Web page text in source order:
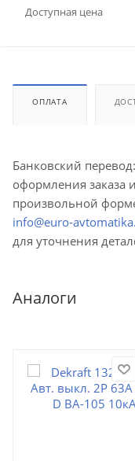
Доступная цена
ОПЛАТА
Банковский
оформления заказа
произвольной
info@euro-
для уточнения
Аналоги